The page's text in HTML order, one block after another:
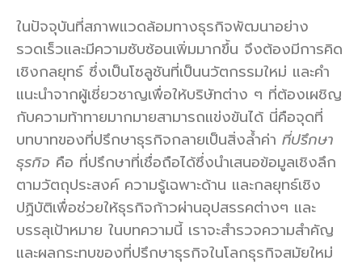
ในปัจจุบันที่สภาพแวดล้อมทางธุรกิจพัฒนาอย่าง
รวดเร็วและมีความซับซ้อนเพิ่มมากขึ้น จึงต้องมีการคิด
เชิงกลยุทธ์ ซึ่งเป็นโซลูชันที่เป็นนวัตกรรมใหม่ และคำ
แนะนำจากผู้เชี่ยวชาญเพื่อให้บริษัทต่าง ๆ ที่ต้องเผชิญ
กับความท้าทายมากมายสามารถแข่งขันได้ นี่คือจุดที่
บทบาทของที่ปรึกษาธุรกิจกลายเป็นสิ่งล้ำค่า ที่ปรึกษา
ธุรกิจ คือ ที่ปรึกษาที่เชื่อถือได้ซึ่งนำเสนอข้อมูลเชิงลึก
ตามวัตถุประสงค์ ความรู้เฉพาะด้าน และกลยุทธ์เชิง
ปฏิบัติเพื่อช่วยให้ธุรกิจก้าวผ่านอุปสรรคต่างๆ และ
บรรลุเป้าหมาย ในบทความนี้ เราจะสำรวจความสำคัญ
และผลกระทบของที่ปรึกษาธุรกิจในโลกธุรกิจสมัยใหม่